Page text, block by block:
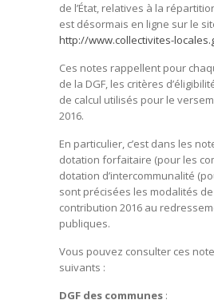
de l’État, relatives à la
est désormais en ligne sur le
http://www.collectivites-
Ces notes rappellent pour
de la DGF, les critères
de calcul utilisés pour le
2016.
En particulier, c’est dans les
dotation forfaitaire (pour les
dotation d’intercommunalité
sont précisées les modalités
contribution 2016 au
publiques.
Vous pouvez consulter ces
suivants :
DGF des communes :